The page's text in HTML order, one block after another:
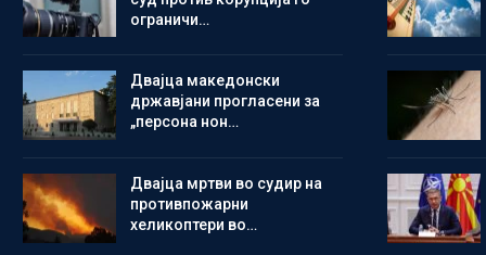
ограничи…
Двајца македонски
државјани прогласени за
„персона нон…
Двајца мртви во судир на
противпожарни
хеликоптери во…